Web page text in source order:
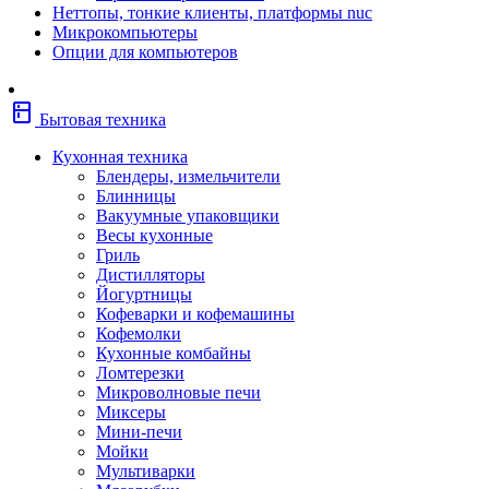
Фены
Щипцы
Электробритвы
Сушильные машины
Морозильные камеры
Плиты
Посудомоечные машины
Водонагреватели
Бойлеры
Встраиваемая техника
комбинированные
Духовые шкафы газовые
Неттопы, тонкие клиенты, платформы nuc
Микрокомпьютеры
Опции для компьютеров
kitchen Бытовая техника
Кухонная техника
Блендеры, измельчители
Блинницы
Вакуумные упаковщики
Весы кухонные
Гриль
Дистилляторы
Йогуртницы
Кофеварки и кофемашины
Кофемолки
Кухонные комбайны
Ломтерезки
Микроволновые печи
Миксеры
Мини-печи
Мойки
Мультиварки